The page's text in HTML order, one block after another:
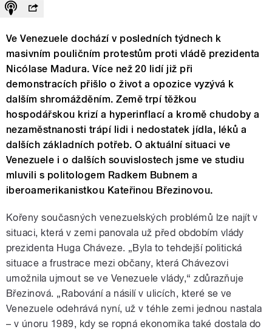
Ve Venezuele dochází v posledních týdnech k
masivním pouličním protestům proti vládě prezidenta
Nicólase Madura. Více než 20 lidí již při
demonstracích přišlo o život a opozice vyzývá k
dalším shromážděním. Země trpí těžkou
hospodářskou krizí a hyperinflací a kromě chudoby a
nezaměstnanosti trápí lidi i nedostatek jídla, léků a
dalších základních potřeb. O aktuální situaci ve
Venezuele i o dalších souvislostech jsme ve studiu
mluvili s politologem Radkem Bubnem a
iberoamerikanistkou Kateřinou Březinovou.
Kořeny současných venezuelských problémů lze najít v
situaci, která v zemi panovala už před obdobím vlády
prezidenta Huga Cháveze. „Byla to tehdejší politická
situace a frustrace mezi občany, která Chávezovi
umožnila ujmout se ve Venezuele vlády,“ zdůrazňuje
Březinová. „Rabování a násilí v ulicích, které se ve
Venezuele odehrává nyní, už v téhle zemi jednou nastala
– v únoru 1989, kdy se ropná ekonomika také dostala do